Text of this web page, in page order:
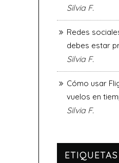
Silvia F.
Redes
debes estar
Silvia F.
Cómo usar
vuelos en
Silvia F.
ETIQUETAS